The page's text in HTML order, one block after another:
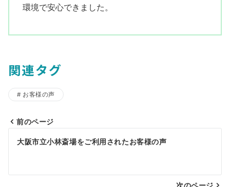
環境で安心できました。
関連タグ
お客様の声
投
ナ
前のページ
大阪市立小林斎場をご利用されたお客様の声
次のページ